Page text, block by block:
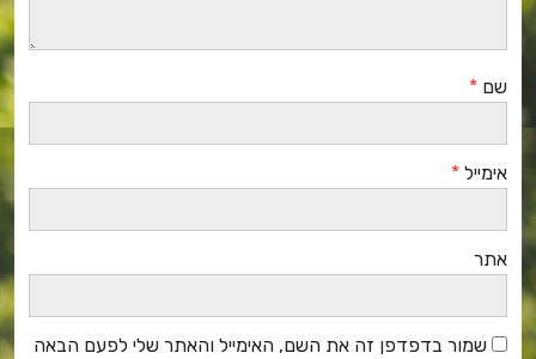
שם *
אימייל *
אתר
שמור בדפדפן זה את השם, האימייל והאתר שלי לפעם הבאה